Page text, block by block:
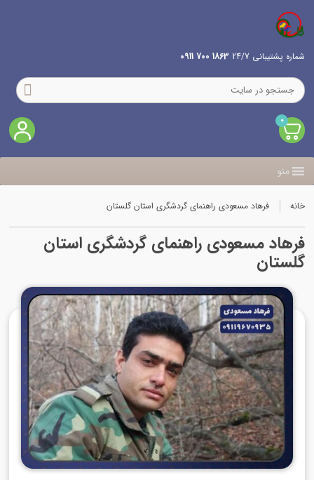
شماره پشتیبانی 24/7 1863 700 0911
0
منو
خانه فرهاد مسعودی راهنمای گردشگری استان گلستان
فرهاد مسعودی راهنمای گردشگری استان
گلستان